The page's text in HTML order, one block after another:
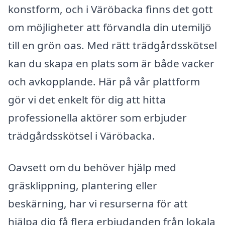
konstform, och i Väröbacka finns det gott
om möjligheter att förvandla din utemiljö
till en grön oas. Med rätt trädgårdsskötsel
kan du skapa en plats som är både vacker
och avkopplande. Här på vår plattform
gör vi det enkelt för dig att hitta
professionella aktörer som erbjuder
trädgårdsskötsel i Väröbacka.
Oavsett om du behöver hjälp med
gräsklippning, plantering eller
beskärning, har vi resurserna för att
hjälpa dig få flera erbjudanden från lokala